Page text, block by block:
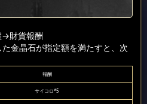
→財貨報酬
金晶石が指定額を満たすと、次
報酬
サイコロ*5